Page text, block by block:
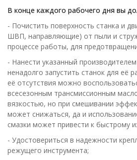
В конце каждого рабочего дня вы
- Почистить поверхность станка и
ШВП, направляющие) от пыли и
процессе работы, для
- Нанести указанный
ненадолго запустить станок для её
её отсутствия можно
всесезонным трансмиссионным
вязкостью, но при смешивании
может снижаться, да и
смазки может привести к быстрому
- Удостовериться в надежности
режущего инструмента;